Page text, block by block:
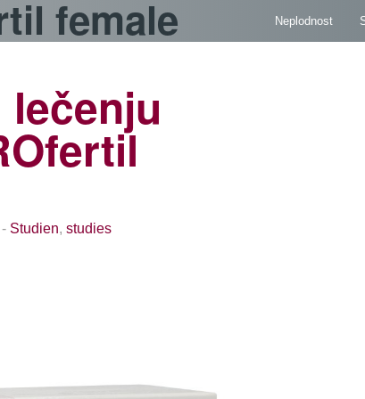
Neplodnost
female
- Studien, studies